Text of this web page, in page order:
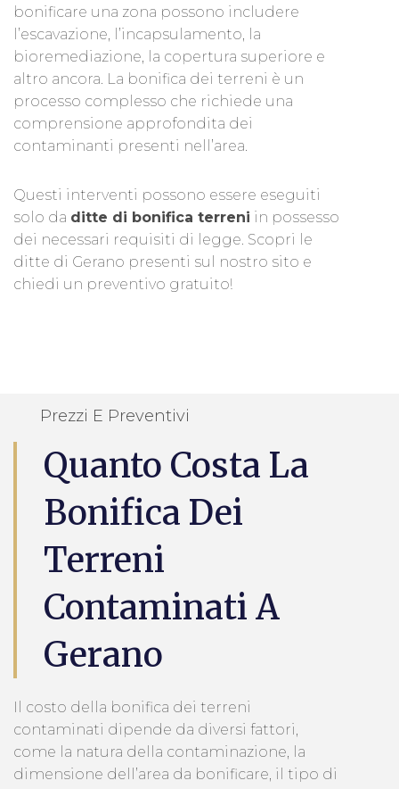
bonificare una zona possono includere
l’escavazione, l’incapsulamento, la
bioremediazione, la copertura superiore e
altro ancora. La bonifica dei terreni è un
processo complesso che richiede una
comprensione approfondita dei
contaminanti presenti nell’area.
Questi interventi possono essere eseguiti
solo da ditte di bonifica terreni in possesso
dei necessari requisiti di legge. Scopri le
ditte di Gerano presenti sul nostro sito e
chiedi un preventivo gratuito!
Prezzi E Preventivi
Quanto Costa La
Bonifica Dei
Terreni
Contaminati A
Gerano
Il costo della bonifica dei terreni
contaminati dipende da diversi fattori,
come la natura della contaminazione, la
dimensione dell’area da bonificare, il tipo di